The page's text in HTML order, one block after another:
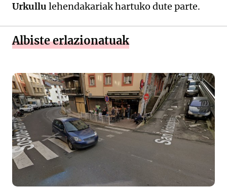
Urkullu lehendakariak hartuko dute parte.
Albiste erlazionatuak